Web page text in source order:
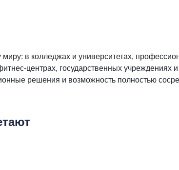
в колледжах и университетах,
центрах, государственных учреждениях
решения и возможность полностью